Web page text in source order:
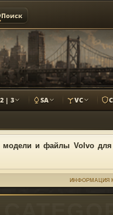
Поиск
| 3 SA VC
и файлы Volvo для
ИНФОРМАЦИЯ